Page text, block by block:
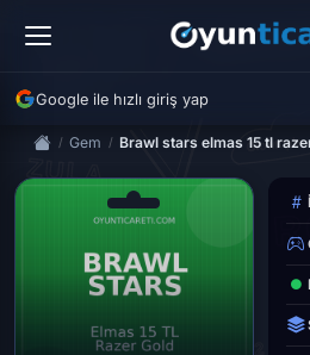
Google ile hızlı giriş yap
Gem Brawl stars elmas 15 tl